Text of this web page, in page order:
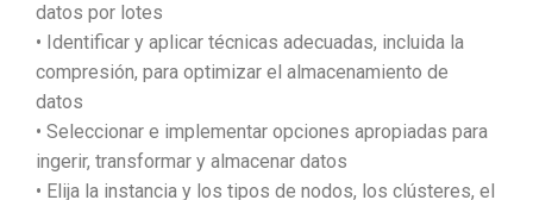
datos por lotes
• Identificar y aplicar técnicas adecuadas, incluida la
compresión, para optimizar el almacenamiento de
datos
• Seleccionar e implementar opciones apropiadas para
ingerir, transformar y almacenar datos
• Elija la instancia y los tipos de nodos, los clústeres, el